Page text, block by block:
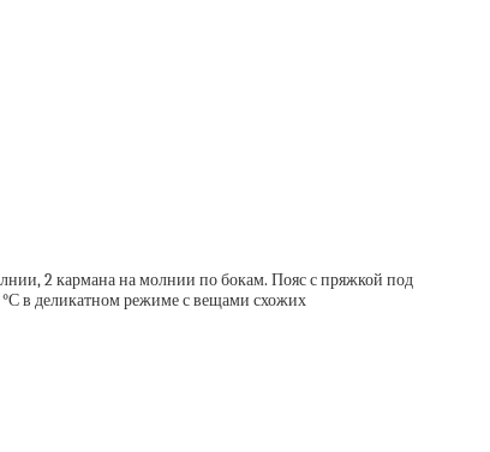
2 кармана на молнии по бокам. Пояс с пряжкой под
в деликатном режиме с вещами схожих